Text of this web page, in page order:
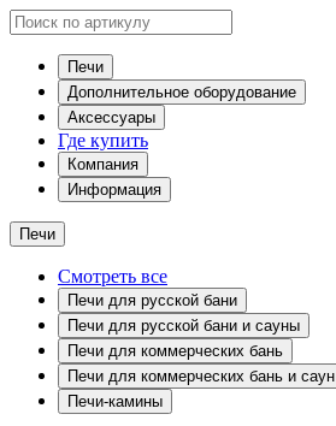
Печи
Дополнительное оборудование
Аксессуары
Где купить
Компания
Информация
Печи
Смотреть все
Печи для русской бани
Печи для русской бани и сауны
Печи для коммерческих бань
Печи для коммерческих бань и саун
Печи-камины